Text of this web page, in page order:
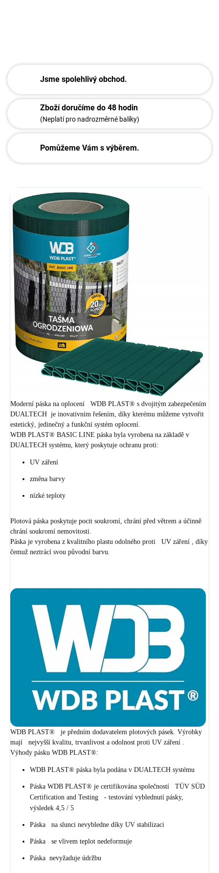
Jsme spolehlivý obchod.
Zboží doručíme do 48 hodin
(Neplatí pro nadrozměrné balíky)
Pomůžeme Vám s výběrem.
Moderní páska na oplocení WDB PLAST® s dvojitým zabezpečením
DUALTECH je inovativním řešením, díky kterému můžeme vytvořit
estetický, jedinečný a funkční systém oplocení.
WDB PLAST® BASIC LINE páska byla vyrobena na základě v
DUALTECH systému, který poskytuje ochranu proti:
UV záření
změna barvy
nízké teploty
Plotová páska poskytuje pocit soukromí, chrání před větrem a účinně
chrání soukromí nemovitosti.
Páska je vyrobena z kvalitního plastu odolného proti UV záření , díky
čemuž neztrácí svou původní barvu.
WDB PLAST® je předním dodavatelem plotových pásek. Výrobky
mají nejvyšší kvalitu, trvanlivost a odolnost proti UV záření .
Výhody pásku WDB PLAST®:
WDB PLAST® páska byla podána v DUALTECH systému
Páska WDB PLAST® je certifikována společností TÜV SÜD
Certification and Testing - testování vyblednutí pásky,
výsledek 4,5 / 5
Páska na slunci nevybledne díky UV stabilizaci
Páska se vlivem teplot nedeformuje
Páska nevyžaduje údržbu